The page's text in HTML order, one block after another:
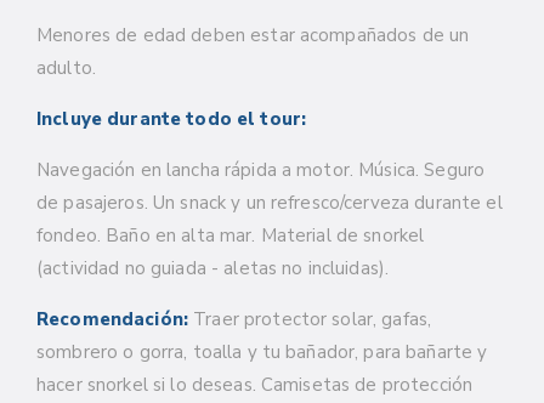
Menores de edad deben estar acompañados de un
adulto.
Incluye durante todo el tour:
Navegación en lancha rápida a motor. Música. Seguro
de pasajeros. Un snack y un refresco/cerveza durante el
fondeo. Baño en alta mar. Material de snorkel
(actividad no guiada - aletas no incluidas).
Recomendación:Traer protector solar, gafas,
sombrero o gorra, toalla y tu bañador, para bañarte y
hacer snorkel si lo deseas. Camisetas de protección